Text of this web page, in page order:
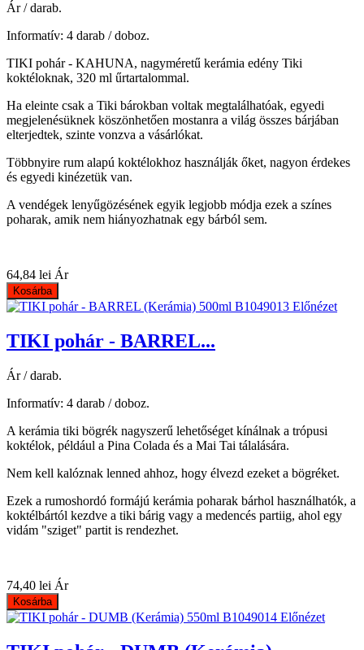
Ár / darab.
Informatív: 4 darab / doboz.
TIKI pohár - KAHUNA, nagyméretű kerámia edény Tiki
koktéloknak, 320 ml űrtartalommal.
Ha eleinte csak a Tiki bárokban voltak megtalálhatóak, egyedi
megjelenésüknek köszönhetően mostanra a világ összes bárjában
elterjedtek, szinte vonzva a vásárlókat.
Többnyire rum alapú koktélokhoz használják őket, nagyon érdekes
és egyedi kinézetük van.
A vendégek lenyűgözésének egyik legjobb módja ezek a színes
poharak, amik nem hiányozhatnak egy bárból sem.
64,84 lei Ár
Kosárba
Előnézet
TIKI pohár - BARREL...
Ár / darab.
Informatív: 4 darab / doboz.
A kerámia tiki bögrék nagyszerű lehetőséget kínálnak a trópusi
koktélok, például a Pina Colada és a Mai Tai tálalására.
Nem kell kalóznak lenned ahhoz, hogy élvezd ezeket a bögréket.
Ezek a rumoshordó formájú kerámia poharak bárhol használhatók, a
koktélbártól kezdve a tiki bárig vagy a medencés partiig, ahol egy
vidám "sziget" partit is rendezhet.
74,40 lei Ár
Kosárba
Előnézet